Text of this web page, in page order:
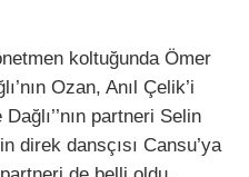
koltuğunda Ömer
Ozan, Anıl Çelik’i
partneri Selin
direk dansçısı Cansu’ya